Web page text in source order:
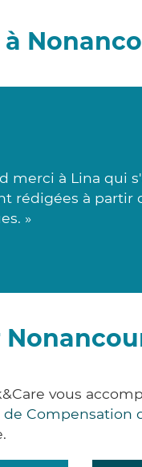
merci à Lina qui
rédigées à partir
»
vous
Compensation